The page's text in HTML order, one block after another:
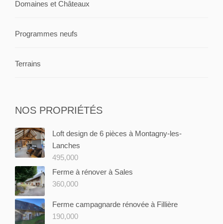
Domaines et Châteaux
Programmes neufs
Terrains
NOS PROPRIÉTÉS
Loft design de 6 pièces à Montagny-les-
Lanches
495,000
Ferme à rénover à Sales
360,000
Ferme campagnarde rénovée à Fillière
190,000